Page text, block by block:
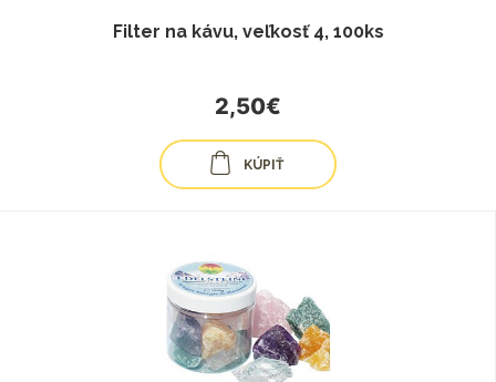
Filter na kávu, veľkosť 4, 100ks
2,50€
KÚPIŤ